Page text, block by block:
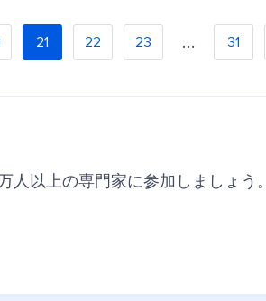
21 22 23 … 31
人以上の専門家に参加しましょう。